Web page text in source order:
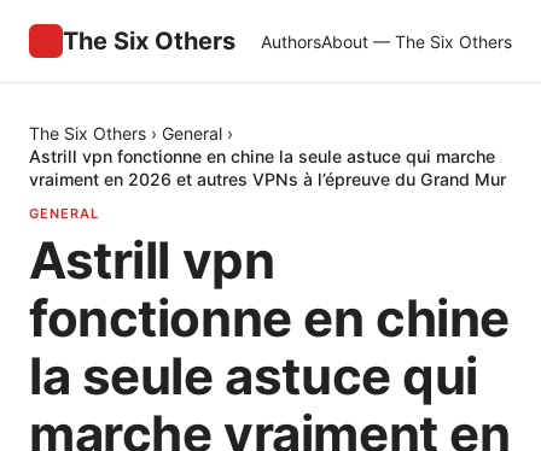
The Six Others AuthorsAbout — The Six Others
The Six Others › General ›
Astrill vpn fonctionne en chine la seule astuce qui marche
vraiment en 2026 et autres VPNs à l’épreuve du Grand Mur
GENERAL
Astrill vpn
fonctionne en chine
la seule astuce qui
marche vraiment en